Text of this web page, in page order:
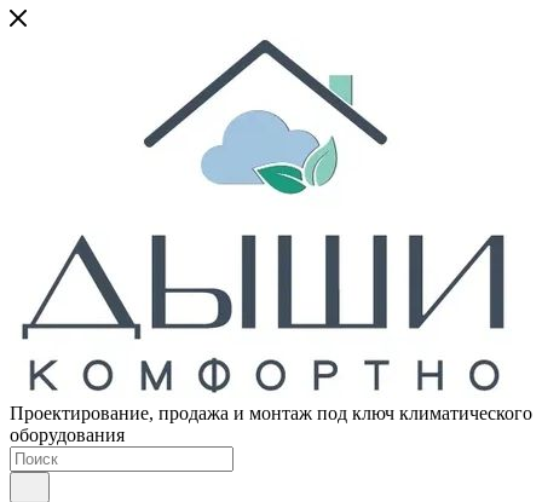
Проектирование, продажа и монтаж под ключ климатического
оборудования